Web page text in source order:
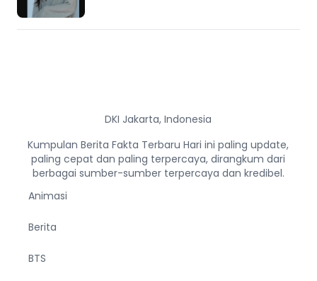
DKI Jakarta, Indonesia
Kumpulan Berita Fakta Terbaru Hari ini paling update,
paling cepat dan paling terpercaya, dirangkum dari
berbagai sumber-sumber terpercaya dan kredibel.
Animasi
Berita
BTS